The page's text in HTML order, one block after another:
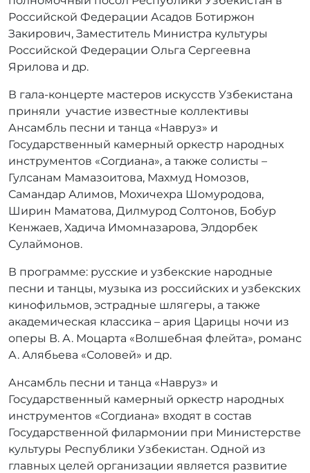
Российской Федерации Асадов Ботиржон
Закирович, Заместитель Министра культуры
Российской Федерации Ольга Сергеевна
Ярилова и др.
В гала-концерте мастеров искусств Узбекистана
приняли участие известные коллективы
Ансамбль песни и танца «Навруз» и
Государственный камерный оркестр народных
инструментов «Согдиана», а также солисты –
Гулсанам Мамазоитова, Махмуд Номозов,
Самандар Алимов, Мохичехра Шомуродова,
Ширин Маматова, Дилмурод Солтонов, Бобур
Кенжаев, Хадича Имомназарова, Элдорбек
Сулаймонов.
В программе: русские и узбекские народные
песни и танцы, музыка из российских и узбекских
кинофильмов, эстрадные шлягеры, а также
академическая классика – ария Царицы ночи из
оперы В. А. Моцарта «Волшебная флейта», романс
А. Алябьева «Соловей» и др.
Ансамбль песни и танца «Навруз» и
Государственный камерный оркестр народных
инструментов «Согдиана» входят в состав
Государственной филармонии при Министерстве
культуры Республики Узбекистан. Одной из
главных целей организации является развитие